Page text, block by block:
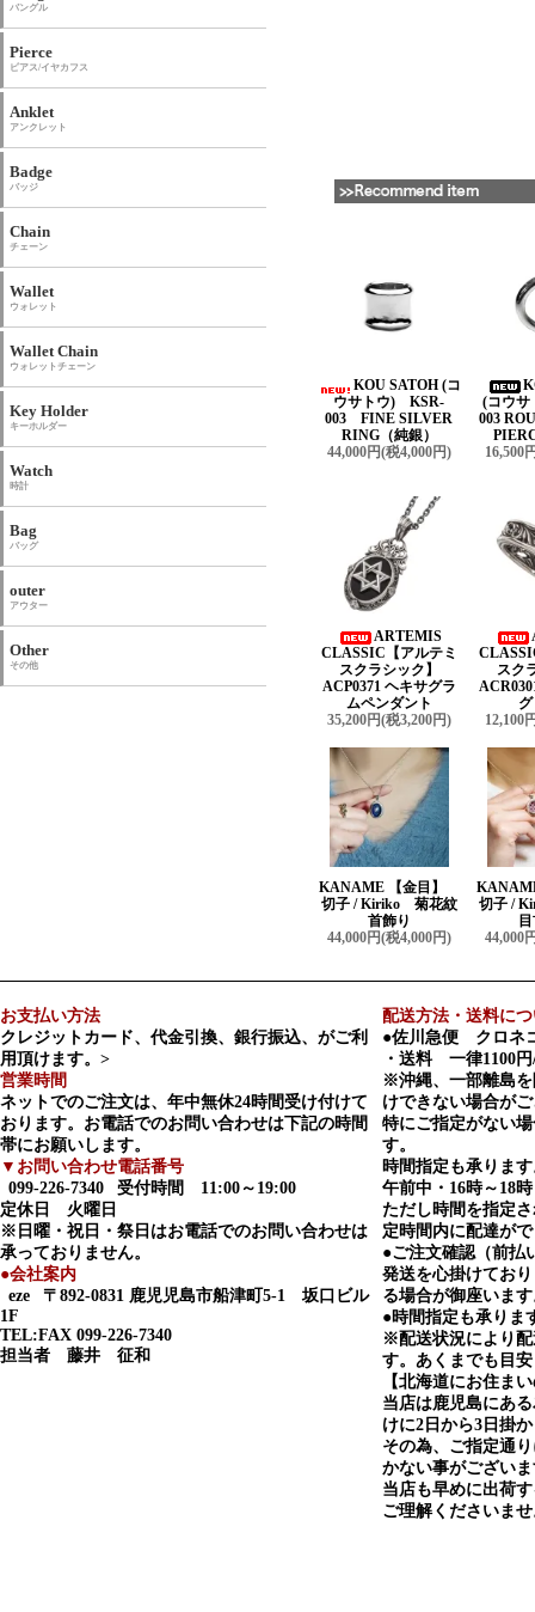
KOU SATOH (コ
ウサトウ) KSR-
003 FINE SILVER
RING（純銀）
44,000円(税4,000円)
(コウ
003
16,500
ARTEMIS
CLASSIC【アルテミ
スクラシック】
ACP0371 ヘキサグラ
ムペンダント
35,200円(税3,200円)
スク
12,100
KANAME 【金目】
切子 / Kiriko 菊花紋
首飾り
44,000円(税4,000円)
切子 /
44,000
バングル
Pierce
ピアス/イヤカフス
Anklet
アンクレット
Badge
バッジ
Chain
チェーン
Wallet
ウォレット
Wallet Chain
ウォレットチェーン
Key Holder
キーホルダー
Watch
時計
Bag
バッグ
outer
アウター
Other
その他
お支払い方法
クレジットカード、代金引換、銀行振込、がご利
用頂けます。>
営業時間
ネットでのご注文は、年中無休24時間受け付けて
おります。お電話でのお問い合わせは下記の時間
帯にお願いします。
▼お問い合わせ電話番号
099-226-7340
受付時間 11:00～19:00
定休日 火曜日
※日曜・祝日・祭日はお電話でのお問い合わせは
承っておりません。
●会社案内
eze
〒892-0831 鹿児児島市船津町5-1 坂口ビル
1F
TEL:FAX 099-226-7340
担当者 藤井 征和
配送方法・送料に
●佐川急便 クロネ
・送料 一律1100
※沖縄、一部離島
けできない場合が
特にご指定がない
す。
時間指定も承りま
午前中・16時～18
ただし時間を指定
定時間内に配達が
●ご注文確認（前払
発送を心掛けてお
る場合が御座いま
●時間指定も承りま
※配送状況により
す。あくまでも目
【北海道にお住ま
当店は鹿児島にあ
けに2日から3日掛
その為、ご指定通
かない事がござい
当店も早めに出荷
ご理解くださいま